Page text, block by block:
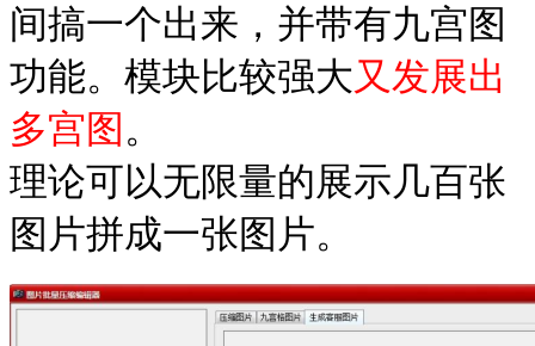
间搞一个出来，并带有九宫图
功能。模块比较强大又发展出
多宫图。
理论可以无限量的展示几百张
图片拼成一张图片。